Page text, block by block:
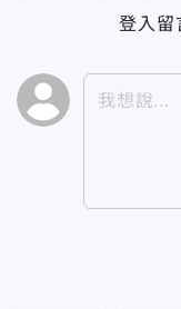
登入留